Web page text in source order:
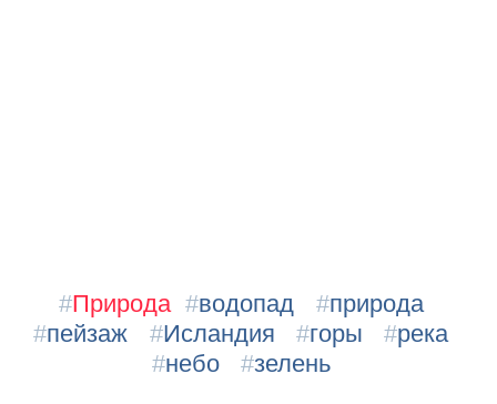
#Природа #водопад #природа
#пейзаж #Исландия #горы #река
#небо #зелень